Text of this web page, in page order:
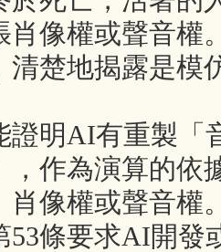
肖像權或聲音權
清楚地揭露是模
證明AI有重製「
，作為演算的依
肖像權或聲音權
53條要求AI開發